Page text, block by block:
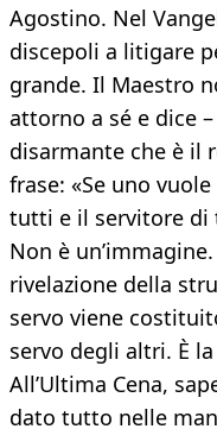
Agostino. Nel
discepoli a litigare
grande. Il Maestro
attorno a sé e dice
disarmante che è il
frase: «Se uno
tutti e il servitore di
Non è
rivelazione della
servo viene
servo degli altri. È
All’Ultima Cena,
dato tutto nelle